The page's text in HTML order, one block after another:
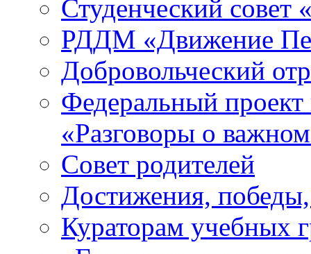
Студенческий совет
РДДМ «Движение
Добровольческий
Федеральный
«Разговоры о
Совет родителей
Достижения,
Кураторам учебных